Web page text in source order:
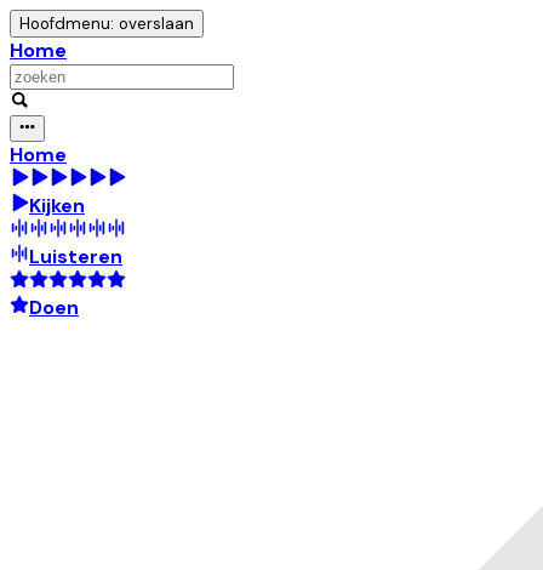
Hoofdmenu: overslaan
Home
Home
Kijken
Luisteren
Doen